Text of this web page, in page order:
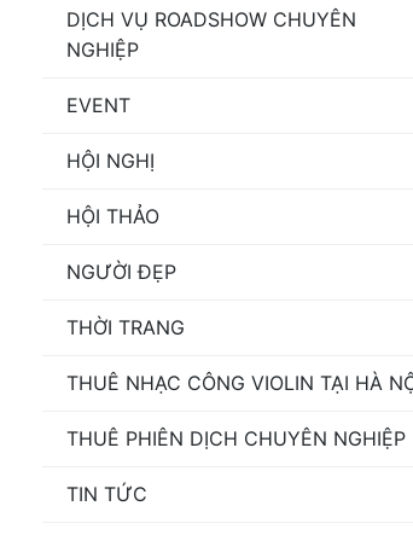
DỊCH VỤ ROADSHOW CHUYÊN
NGHIỆP
EVENT
HỘI NGHỊ
HỘI THẢO
NGƯỜI ĐẸP
THỜI TRANG
THUÊ NHẠC CÔNG VIOLIN TẠI HÀ
THUÊ PHIÊN DỊCH CHUYÊN NGHIỆP
TIN TỨC